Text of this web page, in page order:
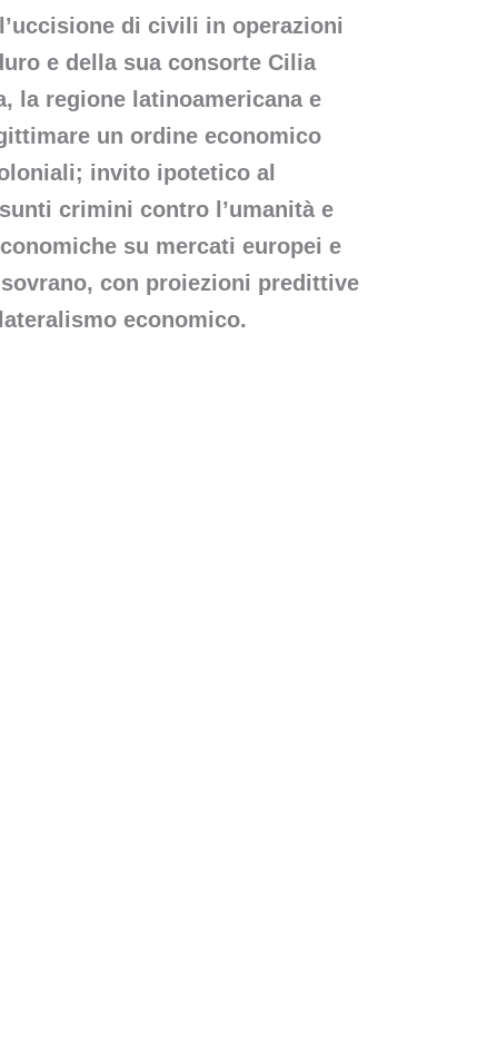
di civili in operazioni
e della sua consorte Cilia
la regione latinoamericana e
un ordine economico
invito ipotetico al
crimini contro l’umanità e
su mercati europei e
con proiezioni predittive
economico.